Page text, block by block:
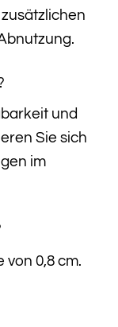
und
Sie sich
im
von 0,8 cm.